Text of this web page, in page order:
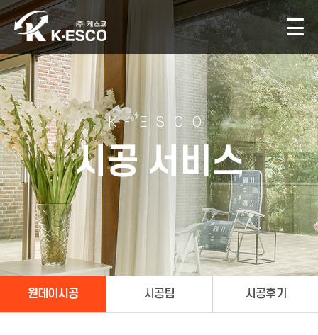
K-ESCO
시공 서비스
원데이시공 시공팀 시공후기